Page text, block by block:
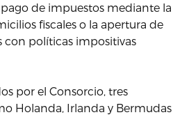
de impuestos mediante la
fiscales o la apertura de
con políticas impositivas
por el Consorcio, tres
Holanda, Irlanda y Bermudas